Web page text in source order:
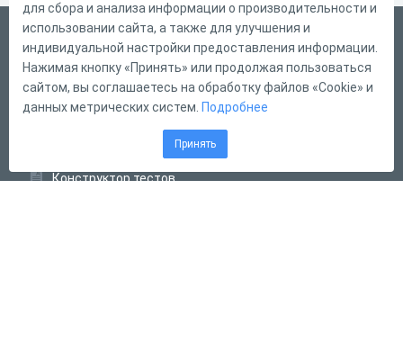
Русский
Справка
Форма обратной связи
Конструктор тестов
для сбора и анализа информации о производительности и
использовании сайта, а также для улучшения и
индивидуальной настройки предоставления информации.
Нажимая кнопку «Принять» или продолжая пользоваться
сайтом, вы соглашаетесь на обработку файлов «Cookie» и
данных метрических систем. Подробнее
Принять